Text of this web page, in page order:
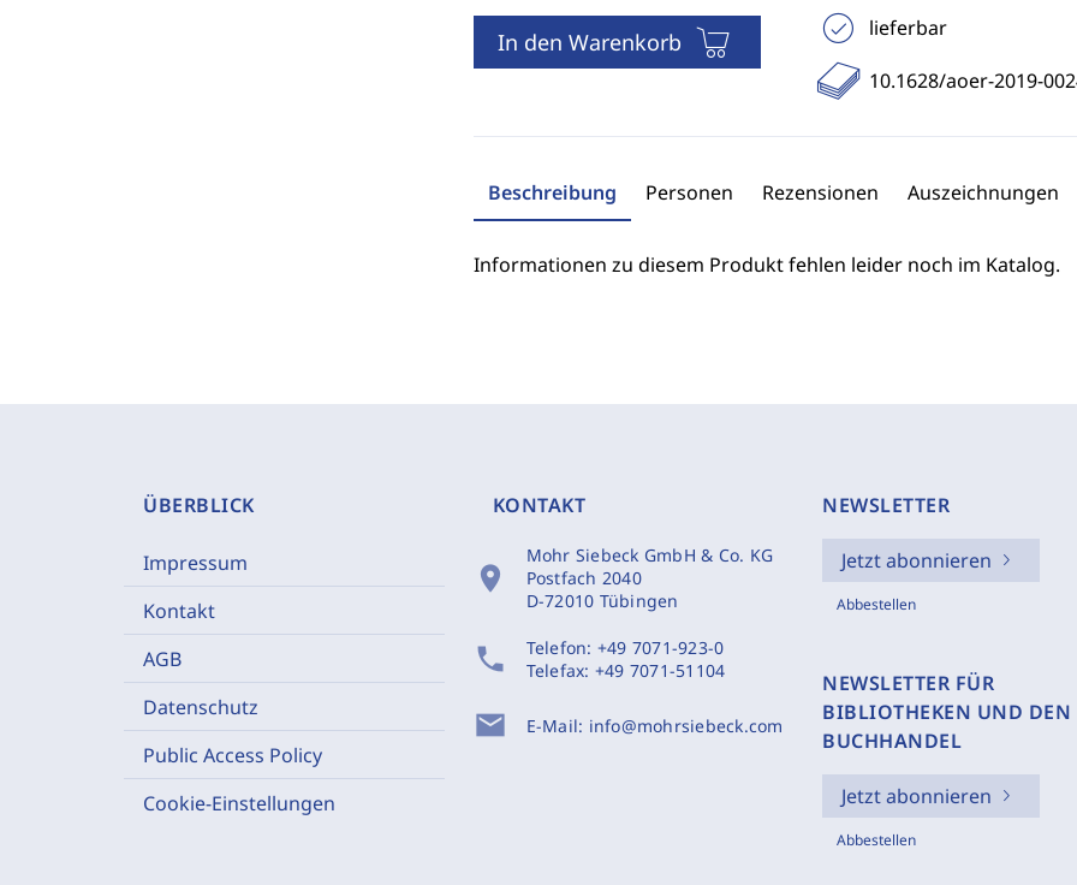
In den Warenkorb
lieferbar
10.1628/aoer-2019-
Beschreibung Personen Rezensionen Auszeichnungen
Informationen zu diesem Produkt fehlen leider noch im Katalog.
ÜBERBLICK
Impressum
Kontakt
AGB
Datenschutz
Public Access Policy
Cookie-Einstellungen
KONTAKT
location_on
Mohr Siebeck GmbH & Co. KG
Postfach 2040
D-72010 Tübingen
phone Telefon: +49 7071-923-0
Telefax: +49 7071-51104
mail E-Mail: info@mohrsiebeck.com
NEWSLETTER
Jetzt abonnieren
Abbestellen
NEWSLETTER FÜR
BIBLIOTHEKEN UND DEN
BUCHHANDEL
Jetzt abonnieren
Abbestellen